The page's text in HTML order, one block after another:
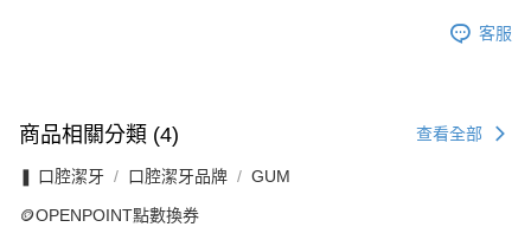
客服
商品相關分類 (4) 查看全部
❚ 口腔潔牙 口腔潔牙品牌 GUM
🪙OPENPOINT點數換券